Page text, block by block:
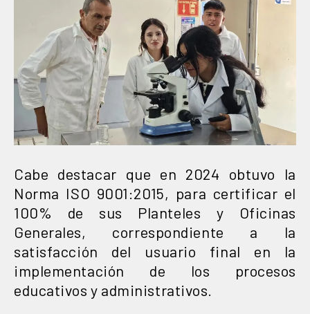
Cabe destacar que en 2024 obtuvo la
Norma ISO 9001:2015, para certificar el
100% de sus Planteles y Oficinas
Generales, correspondiente a la
satisfacción del usuario final en la
implementación de los procesos
educativos y administrativos.